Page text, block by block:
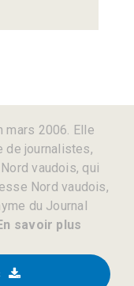
mars 2006. Elle
de journalistes,
vaudois, qui
Nord vaudois,
du Journal
savoir plus